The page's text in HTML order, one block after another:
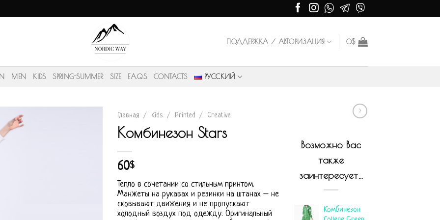
ПОДДЕРЖКА / АВТОРИЗАЦИЯ 0$
MEN KIDS SPRING-SUMMER SIZE F.A.Q.S CONTACTS РУССКИЙ
Главная / Kids / Printed / Creative
Комбинезон Stars
60$
Тепло в сочетании со стильным принтом.
Манжеты на рукавах и резинки на штанах – не
сковывают движения и не пропускают
холодный воздух под одежду. Оригинальный
Возможно Вас
также
заинтересует…
Комбинезон